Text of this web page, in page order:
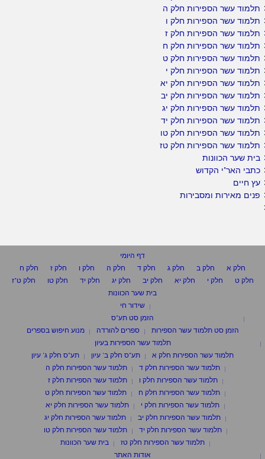
תלמוד עשר הספירות חלק ה
תלמוד עשר הספירות חלק ו
תלמוד עשר הספירות חלק ז
תלמוד עשר הספירות חלק ח
תלמוד עשר הספירות חלק ט
תלמוד עשר הספירות חלק י
תלמוד עשר הספירות חלק יא
תלמוד עשר הספירות חלק יב
תלמוד עשר הספירות חלק יג
תלמוד עשר הספירות חלק יד
תלמוד עשר הספירות חלק טו
תלמוד עשר הספירות חלק טז
בית שער הכוונות
כתבי האר"י הקדוש
עץ חיים
פנים מאירות ומסבירות
דף היומי
חלק א
חלק ב חלק ג חלק ד חלק ה חלק ו חלק ז
חלק ח
חלק ט
חלק י חלק יא חלק יב חלק יג חלק יד חלק טו
חלק ט"ז
בית שער הכוונות
שידור חי
הזמן סט תע"ס
הזמן סט תלמוד עשר הספירות
ספרים להורדה
מנוע חיפוש בספרים
תלמוד עשר הספירות בעיון
תלמוד עשר הספירות חלק א
תע"ס חלק ב' עיון
תע"ס חלק ג' עיון
תלמוד עשר הספירות חלק ד
תלמוד עשר הספירות חלק ה
תלמוד עשר הספירות חלק ו
תלמוד עשר הספירות חלק ז
תלמוד עשר הספירות חלק ח
תלמוד עשר הספירות חלק ט
תלמוד עשר הספירות חלק י
תלמוד עשר הספירות חלק יא
תלמוד עשר הספירות חלק יב
תלמוד עשר הספירות חלק יג
תלמוד עשר הספירות חלק יד
תלמוד עשר הספירות חלק טו
תלמוד עשר הספירות חלק טז
בית שער הכוונות
אודות האתר